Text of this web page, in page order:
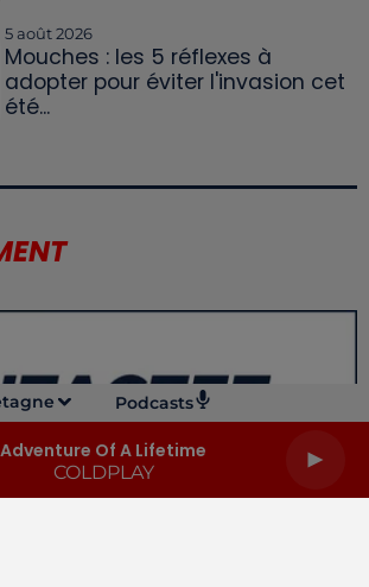
Podcasts
Adventure Of A Lifetime
COLDPLAY
5 août 2026
Mouches : les 5 réflexes à
adopter pour éviter l'invasion cet
été...